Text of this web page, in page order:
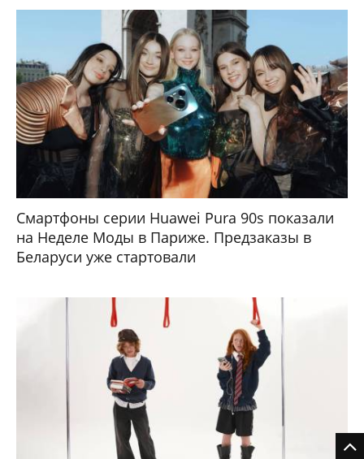
Смартфоны серии Huawei Pura 90s показали
на Неделе Моды в Париже. Предзаказы в
Беларуси уже стартовали